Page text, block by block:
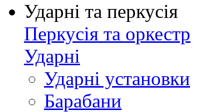
Ударні та перкусія
Перкусія та оркестр
Ударні
Ударні установки
Барабани